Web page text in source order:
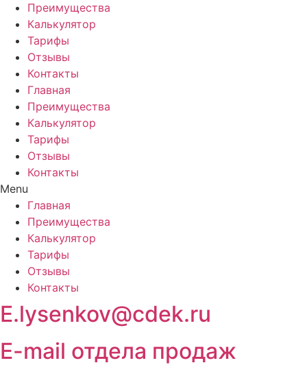
Преимущества
Калькулятор
Тарифы
Отзывы
Контакты
Главная
Преимущества
Калькулятор
Тарифы
Отзывы
Контакты
Menu
Главная
Преимущества
Калькулятор
Тарифы
Отзывы
Контакты
E.lysenkov@cdek.ru
E-mail отдела продаж